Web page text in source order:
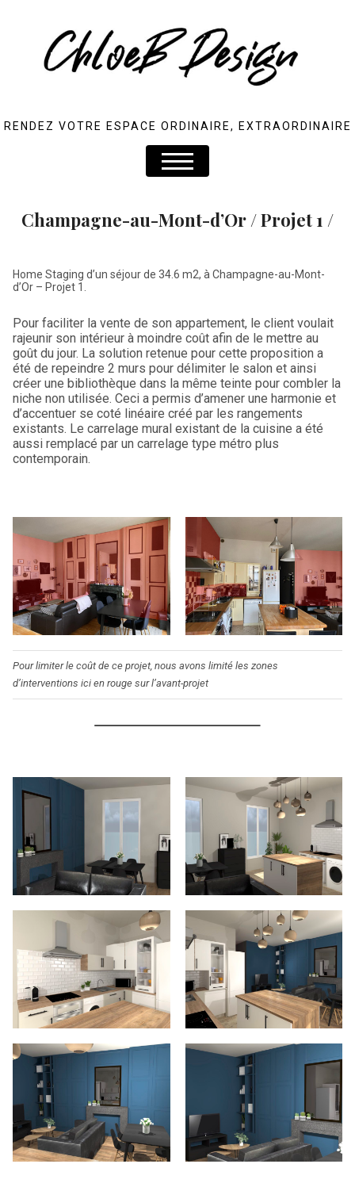
RENDEZ VOTRE ESPACE ORDINAIRE, EXTRAORDINAIRE
Champagne-au-Mont-d’Or / Projet 1 /
Home Staging d’un séjour de 34.6 m2, à Champagne-au-Mont-
d’Or – Projet 1.
Pour faciliter la vente de son appartement, le client voulait
rajeunir son intérieur à moindre coût afin de le mettre au
goût du jour. La solution retenue pour cette proposition a
été de repeindre 2 murs pour délimiter le salon et ainsi
créer une bibliothèque dans la même teinte pour combler la
niche non utilisée. Ceci a permis d’amener une harmonie et
d’accentuer se coté linéaire créé par les rangements
existants. Le carrelage mural existant de la cuisine a été
aussi remplacé par un carrelage type métro plus
contemporain.
Pour limiter le coût de ce projet, nous avons limité les zones
d’interventions ici en rouge sur l’avant-projet